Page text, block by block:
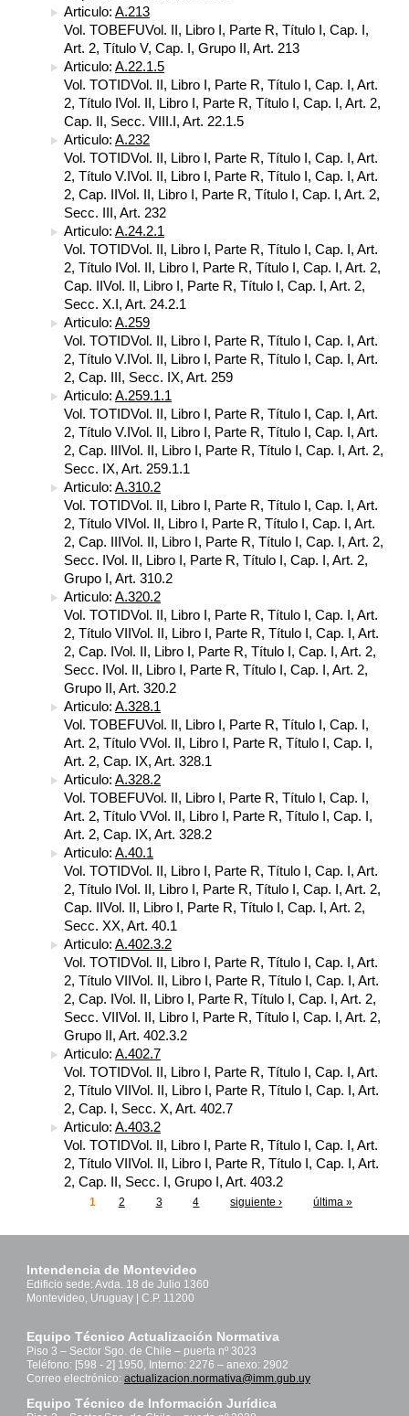
Articulo: A.213
Vol. TOBEFUVol. II, Libro I, Parte R, Título I, Cap. I,
Art. 2, Título V, Cap. I, Grupo II, Art. 213
Articulo: A.22.1.5
Vol. TOTIDVol. II, Libro I, Parte R, Título I, Cap. I, Art.
2, Título IVol. II, Libro I, Parte R, Título I, Cap. I, Art. 2,
Cap. II, Secc. VIII.I, Art. 22.1.5
Articulo: A.232
Vol. TOTIDVol. II, Libro I, Parte R, Título I, Cap. I, Art.
2, Título V.IVol. II, Libro I, Parte R, Título I, Cap. I, Art.
2, Cap. IIVol. II, Libro I, Parte R, Título I, Cap. I, Art. 2,
Secc. III, Art. 232
Articulo: A.24.2.1
Vol. TOTIDVol. II, Libro I, Parte R, Título I, Cap. I, Art.
2, Título IVol. II, Libro I, Parte R, Título I, Cap. I, Art. 2,
Cap. IIVol. II, Libro I, Parte R, Título I, Cap. I, Art. 2,
Secc. X.I, Art. 24.2.1
Articulo: A.259
Vol. TOTIDVol. II, Libro I, Parte R, Título I, Cap. I, Art.
2, Título V.IVol. II, Libro I, Parte R, Título I, Cap. I, Art.
2, Cap. III, Secc. IX, Art. 259
Articulo: A.259.1.1
Vol. TOTIDVol. II, Libro I, Parte R, Título I, Cap. I, Art.
2, Título V.IVol. II, Libro I, Parte R, Título I, Cap. I, Art.
2, Cap. IIIVol. II, Libro I, Parte R, Título I, Cap. I, Art. 2,
Secc. IX, Art. 259.1.1
Articulo: A.310.2
Vol. TOTIDVol. II, Libro I, Parte R, Título I, Cap. I, Art.
2, Título VIVol. II, Libro I, Parte R, Título I, Cap. I, Art.
2, Cap. IIIVol. II, Libro I, Parte R, Título I, Cap. I, Art. 2,
Secc. IVol. II, Libro I, Parte R, Título I, Cap. I, Art. 2,
Grupo I, Art. 310.2
Articulo: A.320.2
Vol. TOTIDVol. II, Libro I, Parte R, Título I, Cap. I, Art.
2, Título VIIVol. II, Libro I, Parte R, Título I, Cap. I, Art.
2, Cap. IVol. II, Libro I, Parte R, Título I, Cap. I, Art. 2,
Secc. IVol. II, Libro I, Parte R, Título I, Cap. I, Art. 2,
Grupo II, Art. 320.2
Articulo: A.328.1
Vol. TOBEFUVol. II, Libro I, Parte R, Título I, Cap. I,
Art. 2, Título VVol. II, Libro I, Parte R, Título I, Cap. I,
Art. 2, Cap. IX, Art. 328.1
Articulo: A.328.2
Vol. TOBEFUVol. II, Libro I, Parte R, Título I, Cap. I,
Art. 2, Título VVol. II, Libro I, Parte R, Título I, Cap. I,
Art. 2, Cap. IX, Art. 328.2
Articulo: A.40.1
Vol. TOTIDVol. II, Libro I, Parte R, Título I, Cap. I, Art.
2, Título IVol. II, Libro I, Parte R, Título I, Cap. I, Art. 2,
Cap. IIVol. II, Libro I, Parte R, Título I, Cap. I, Art. 2,
Secc. XX, Art. 40.1
Articulo: A.402.3.2
Vol. TOTIDVol. II, Libro I, Parte R, Título I, Cap. I, Art.
2, Título VIIVol. II, Libro I, Parte R, Título I, Cap. I, Art.
2, Cap. IVol. II, Libro I, Parte R, Título I, Cap. I, Art. 2,
Secc. VIIVol. II, Libro I, Parte R, Título I, Cap. I, Art. 2,
Grupo II, Art. 402.3.2
Articulo: A.402.7
Vol. TOTIDVol. II, Libro I, Parte R, Título I, Cap. I, Art.
2, Título VIIVol. II, Libro I, Parte R, Título I, Cap. I, Art.
2, Cap. I, Secc. X, Art. 402.7
Articulo: A.403.2
Vol. TOTIDVol. II, Libro I, Parte R, Título I, Cap. I, Art.
2, Título VIIVol. II, Libro I, Parte R, Título I, Cap. I, Art.
2, Cap. II, Secc. I, Grupo I, Art. 403.2
Páginas
1 2 3 4 siguiente › última »
Intendencia de Montevideo
Edificio sede: Avda. 18 de Julio 1360
Montevideo, Uruguay | C.P. 11200
Equipo Técnico Actualización Normativa
Piso 3 – Sector Sgo. de Chile – puerta nº 3023
Teléfono: [598 - 2] 1950, Interno: 2276 – anexo: 2902
Correo electrónico: actualizacion.normativa@imm.gub.uy
Equipo Técnico de Información Jurídica